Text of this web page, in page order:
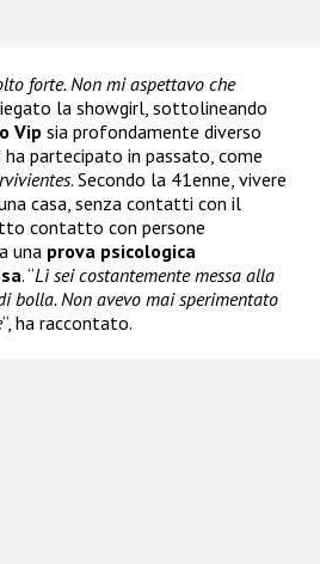
forte. Non mi aspettavo che
la showgirl, sottolineando
Vip sia profondamente diverso
partecipato in passato, come
. Secondo la 41enne, vivere
casa, senza contatti con il
contatto con persone
una prova psicologica
. “Lì sei costantemente messa alla
bolla. Non avevo mai sperimentato
“, ha raccontato.